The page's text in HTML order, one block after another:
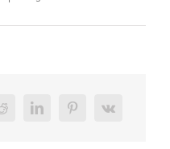
RedditLinkedInPinterestVk